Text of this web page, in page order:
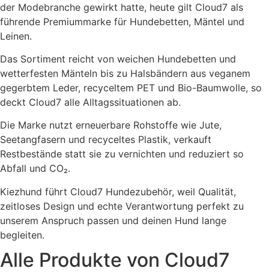
der Modebranche gewirkt hatte, heute gilt Cloud7 als
führende Premiummarke für Hundebetten, Mäntel und
Leinen.
Das Sortiment reicht von weichen Hundebetten und
wetterfesten Mänteln bis zu Halsbändern aus veganem
gegerbtem Leder, recyceltem PET und Bio-Baumwolle, so
deckt Cloud7 alle Alltagssituationen ab.
Die Marke nutzt erneuerbare Rohstoffe wie Jute,
Seetangfasern und recyceltes Plastik, verkauft
Restbestände statt sie zu vernichten und reduziert so
Abfall und CO₂.
Kiezhund führt Cloud7 Hundezubehör, weil Qualität,
zeitloses Design und echte Verantwortung perfekt zu
unserem Anspruch passen und deinen Hund lange
begleiten.
Alle Produkte von Cloud7